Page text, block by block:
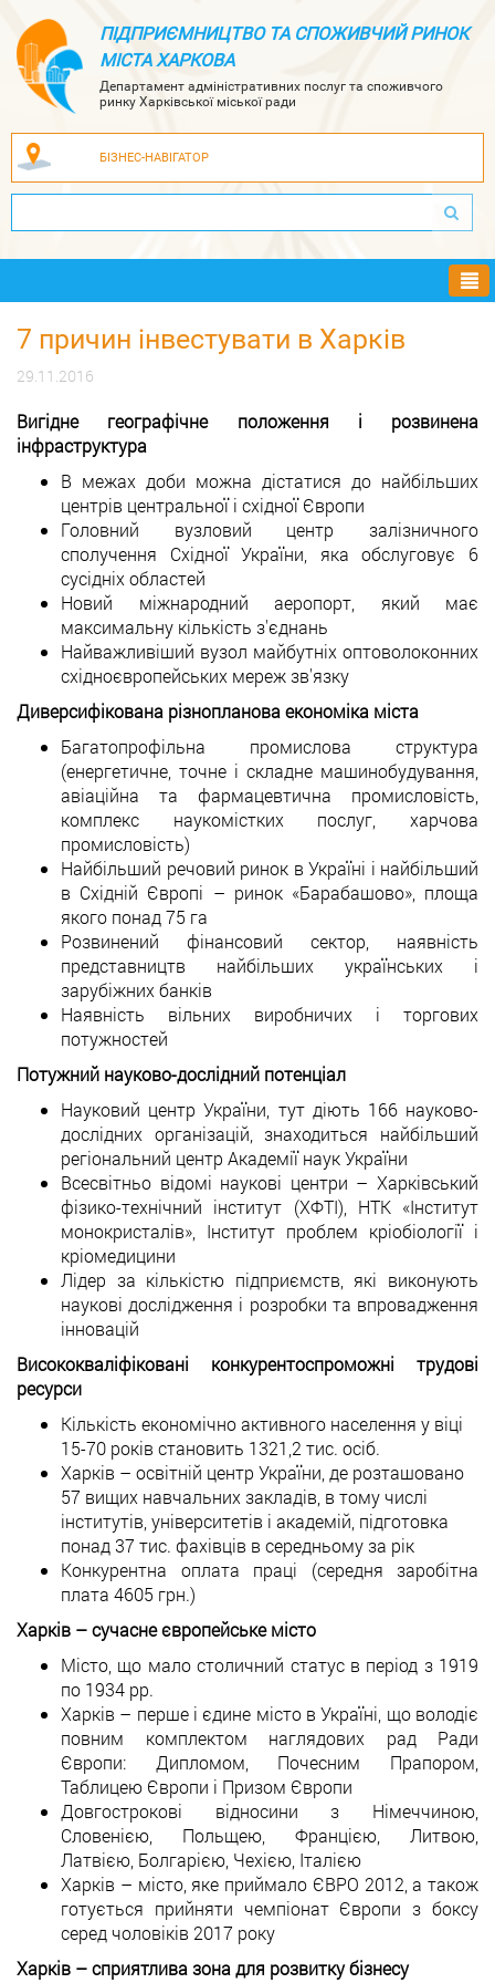
ПІДПРИЄМНИЦТВО ТА СПОЖИВЧИЙ РИНОК
МІСТА ХАРКОВА
Департамент адміністративних послуг та споживчого
ринку Харківської міської ради
БІЗНЕС-НАВІГАТОР
7 причин інвестувати в Харків
29.11.2016
Вигідне географічне положення і розвинена
інфраструктура
В межах доби можна дістатися до найбільших
центрів центральної і східної Європи
Головний вузловий центр залізничного
сполучення Східної України, яка обслуговує 6
сусідніх областей
Новий міжнародний аеропорт, який має
максимальну кількість з'єднань
Найважливіший вузол майбутніх оптоволоконних
східноєвропейських мереж зв'язку
Диверсифікована різнопланова економіка міста
Багатопрофільна промислова структура
(енергетичне, точне і складне машинобудування,
авіаційна та фармацевтична промисловість,
комплекс наукомістких послуг, харчова
промисловість)
Найбільший речовий ринок в Україні і найбільший
в Східній Європі – ринок «Барабашово», площа
якого понад 75 га
Розвинений фінансовий сектор, наявність
представництв найбільших українських і
зарубіжних банків
Наявність вільних виробничих і торгових
потужностей
Потужний науково-дослідний потенціал
Науковий центр України, тут діють 166 науково-
дослідних організацій, знаходиться найбільший
регіональний центр Академії наук України
Всесвітньо відомі наукові центри – Харківський
фізико-технічний інститут (ХФТІ), НТК «Інститут
монокристалів», Інститут проблем кріобіології і
кріомедицини
Лідер за кількістю підприємств, які виконують
наукові дослідження і розробки та впровадження
інновацій
Висококваліфіковані конкурентоспроможні трудові
ресурси
Кількість економічно активного населення у віці
15-70 років становить 1321,2 тис. осіб.
Харків – освітній центр України, де розташовано
57 вищих навчальних закладів, в тому числі
інститутів, університетів і академій, підготовка
понад 37 тис. фахівців в середньому за рік
Конкурентна оплата праці (середня заробітна
плата 4605 грн.)
Харків – сучасне європейське місто
Місто, що мало столичний статус в період з 1919
по 1934 рр.
Харків – перше і єдине місто в Україні, що володіє
повним комплектом наглядових рад Ради
Європи: Дипломом, Почесним Прапором,
Таблицею Європи і Призом Європи
Довгострокові відносини з Німеччиною,
Словенією, Польщею, Францією, Литвою,
Латвією, Болгарією, Чехією, Італією
Харків – місто, яке приймало ЄВРО 2012, а також
готується прийняти чемпіонат Європи з боксу
серед чоловіків 2017 року
Харків – сприятлива зона для розвитку бізнесу